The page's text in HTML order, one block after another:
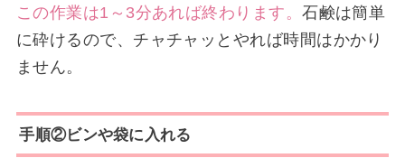
この作業は1～3分あれば終わります。石鹸は簡単
に砕けるので、チャチャッとやれば時間はかかり
ません。
手順②ビンや袋に入れる